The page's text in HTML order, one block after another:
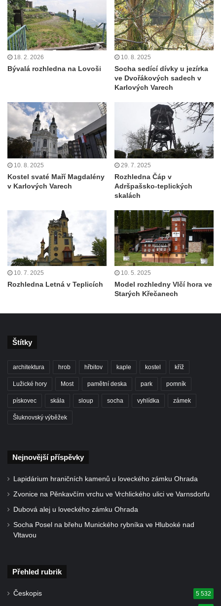
18. 2. 2026
Bývalá rozhledna na Lovoši
10. 8. 2025
Socha sedící dívky u jezírka
ve Dvořákových sadech v
Karlových Varech
10. 8. 2025
Kostel svaté Maří Magdalény
v Karlových Varech
29. 7. 2025
Rozhledna Čáp v
Adršpašsko-teplických
skalách
10. 7. 2025
Rozhledna Letná v Teplicích
10. 5. 2025
Model rozhledny Vlčí hora ve
Starých Křečanech
Štítky
architektura hrob hřbitov kaple kostel kříž
Lužické hory Most pamětní deska park pomník
pískovec skála sloup socha vyhlídka zámek
Šluknovský výběžek
Nejnovější příspěvky
Lapidárium hraničních kamenů u loveckého zámku Ohrada
Zvonice na Pěnkavčím vrchu ve Vrchlického ulici ve Varnsdorfu
Dubová alej u loveckého zámku Ohrada
Socha Posel na břehu Munického rybníka ve Hluboké nad
Vltavou
Přehled rubrik
Českopis 5 532